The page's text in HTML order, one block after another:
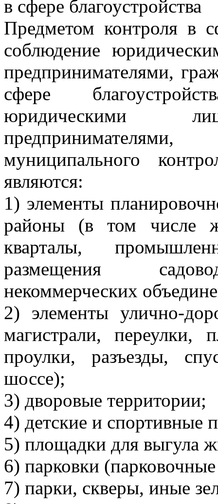
в сфере благоустройства
Предметом контроля в
соблюдение
предпринимателями,
сфере
юридическими
муниципального
являются:
1) элементы
районы (в том числе
кварталы,
размещения
некоммерческих
2) элементы улично-
магистрали, переулки,
проулки, разъезды,
шоссе);
3) дворовые территории;
4) детские и спортивные
5) площадки для выгула
6) парковки
7) парки, скверы, иные